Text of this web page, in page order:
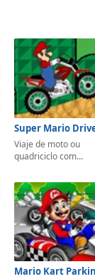
Super Mario
Viaje de moto ou
quadriciclo com...
Mario Kart